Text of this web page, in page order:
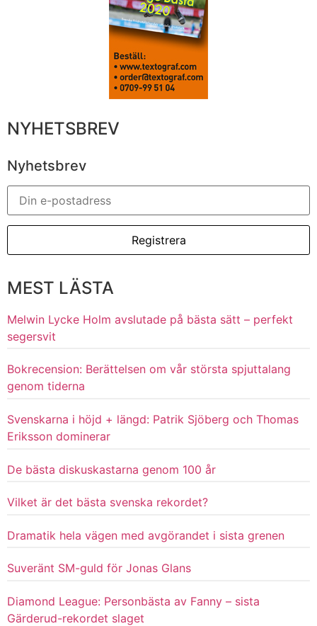
NYHETSBREV
Nyhetsbrev
MEST LÄSTA
Melwin Lycke Holm avslutade på bästa sätt – perfekt
segersvit
Bokrecension: Berättelsen om vår största spjuttalang
genom tiderna
Svenskarna i höjd + längd: Patrik Sjöberg och Thomas
Eriksson dominerar
De bästa diskuskastarna genom 100 år
Vilket är det bästa svenska rekordet?
Dramatik hela vägen med avgörandet i sista grenen
Suveränt SM-guld för Jonas Glans
Diamond League: Personbästa av Fanny – sista
Gärderud-rekordet slaget